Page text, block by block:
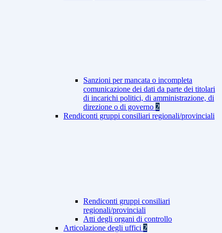
Sanzioni per mancata o incompleta
comunicazione dei dati da parte dei titolari
di incarichi politici, di amministrazione, di
direzione o di governo 2
Rendiconti gruppi consiliari regionali/provinciali
Rendiconti gruppi consiliari
regionali/provinciali
Atti degli organi di controllo
Articolazione degli uffici 2